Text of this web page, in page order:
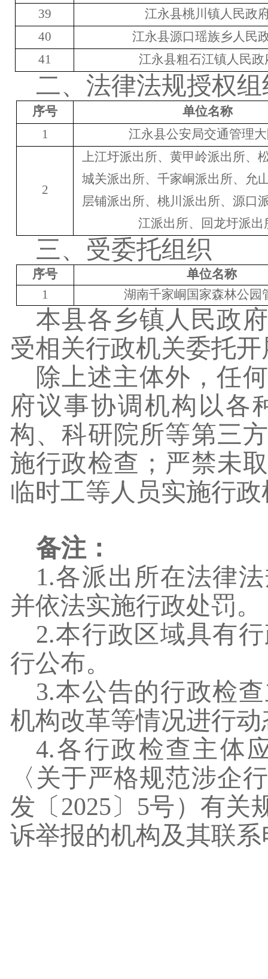
39 江永县桃川镇人民政
40
江永县源口瑶族乡人民
41
江永县粗石江镇人民政
二、 法律法规授权组
序号
单位名称
1
江永县公安局交通管理
2
上江圩派出所、 黄甲岭派出所、
城关派出所、 千家峒派出所、 允
层铺派出所、 桃川 派出所、 源口
江派出所、 回龙圩派出
三、 受委托组织
序号
单位名称
1
湖南千家峒国家森林公园
本县各乡镇人民政
受相关行政机关委托
除上述主体外，任
府议事协调机构以各
构、科研院所等第三
施行政检查；严禁未
临时工等人员实施行
备注：
1.各派出所在法律
并依法实施行政处罚。
2.本行政区域具有
行公布。
3.本公告的行政检
机构改革等情况进行
4.各行政检查主体
〈关于严格规范涉企
发〔2025〕5号）有关
诉举报的机构及其联